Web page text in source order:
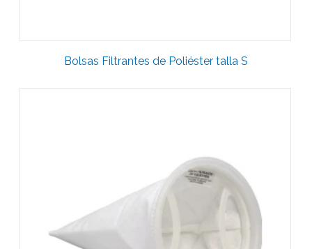
Bolsas Filtrantes de Poliéster talla S